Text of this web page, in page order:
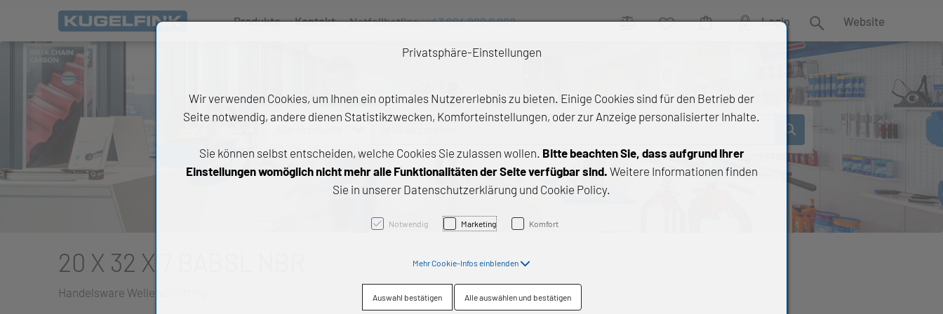
Produkte Kontakt Notfallhotline:+43 664 222 9 888 VergleichWunschlisteWarenkorb Login Suche Website
Alle Produkte
Wälz- und Gleitlager
Antriebstechnik
Chemische Produkte
20 X 32 X 7 BABSL NBR
Handelsware Wellendichtring
Privatsphäre-Einstellungen
Wir verwenden Cookies, um Ihnen ein optimales Nutzererlebnis zu bieten. Einige Cookies sind für den Betrieb der
Seite notwendig, andere dienen Statistikzwecken, Komforteinstellungen, oder zur Anzeige personalisierter Inhalte.
Sie können selbst entscheiden, welche Cookies Sie zulassen wollen. Bitte beachten Sie, dass aufgrund Ihrer
Einstellungen womöglich nicht mehr alle Funktionalitäten der Seite verfügbar sind. Weitere Informationen finden
Sie in unserer Datenschutzerklärung und Cookie Policy.
Notwendig Marketing Komfort
Mehr Cookie-Infos einblenden
Auswahl bestätigen Alle auswählen und bestätigen